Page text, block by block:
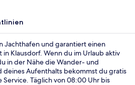
Jachthafen und garantiert einen
Klausdorf. Wenn du im Urlaub aktiv
in der Nähe die Wander- und
deines Aufenthalts bekommst du gratis
Service. Täglich von 08:00 Uhr bis